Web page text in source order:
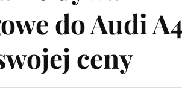
do Audi
ceny